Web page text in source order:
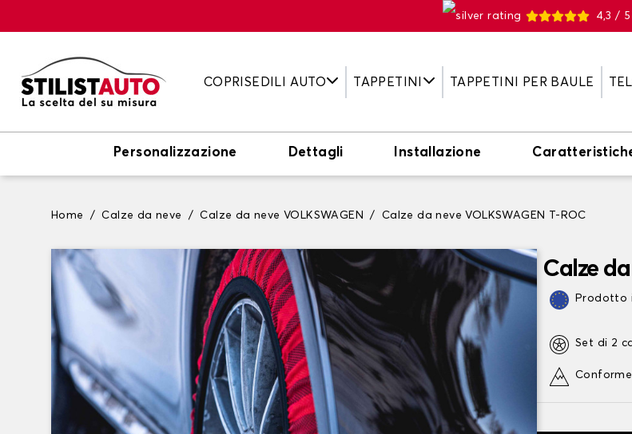
4,3 / 5
COPRISEDILI AUTO TAPPETINI TAPPETINI PER BAULE
Personalizzazione Dettagli Installazione
Home Calze da neve Calze da neve VOLKSWAGEN Calze da neve VOLKSWAGEN T-ROC
Calze
Prodotto
Set di 2
Conforme